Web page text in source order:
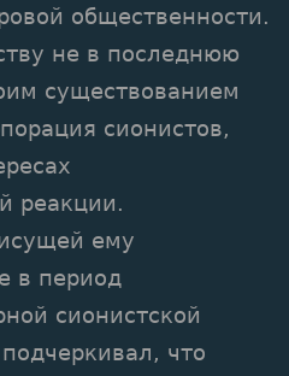
общественности.
не в последнюю
существованием
сионистов,
реакции.
ему
в период
сионистской
что